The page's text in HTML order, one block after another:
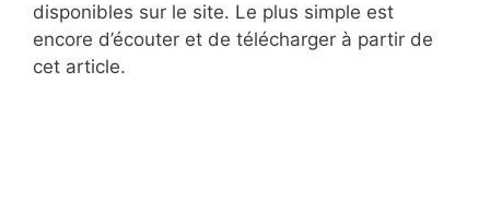
disponibles sur le site. Le plus simple est
encore d’écouter et de télécharger à partir de
cet article.